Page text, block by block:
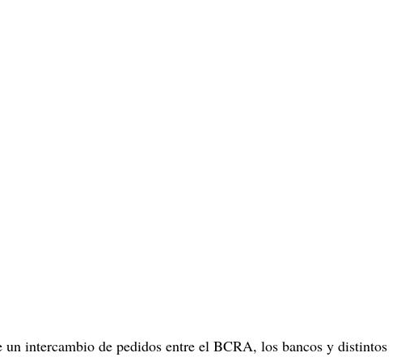
un intercambio de pedidos entre el BCRA, los bancos y distintos